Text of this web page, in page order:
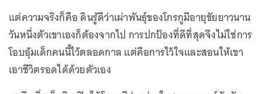
แต่ความจริงก็คือ ดินรู้ดีว่าเผ่าพันธุ์ของโกรกูมีอายุขัยยาวนาน
วันหนึ่งตัวเขาเองก็ต้องจากไป การปกป้องที่ดีที่สุดจึงไม่ใช่การ
โอบอุ้มเด็กคนนี้ไว้ตลอดกาล แต่คือการไว้ใจและสอนให้เขา
เอาชีวิตรอดได้ด้วยตัวเอง